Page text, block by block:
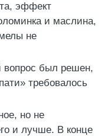
эффект
и маслина,
не
вопрос был решен,
требовалось
но не
и лучше. В конце